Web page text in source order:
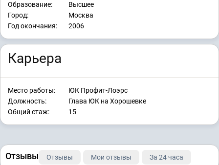
Образование:
Высшее
Город:
Москва
Год окончания:
2006
Карьера
Место работы:
ЮК Профит-Лоэрс
Должность:
Глава ЮК на Хорошевке
Общий стаж:
15
Отзывы Отзывы Мои отзывы За 24 часа